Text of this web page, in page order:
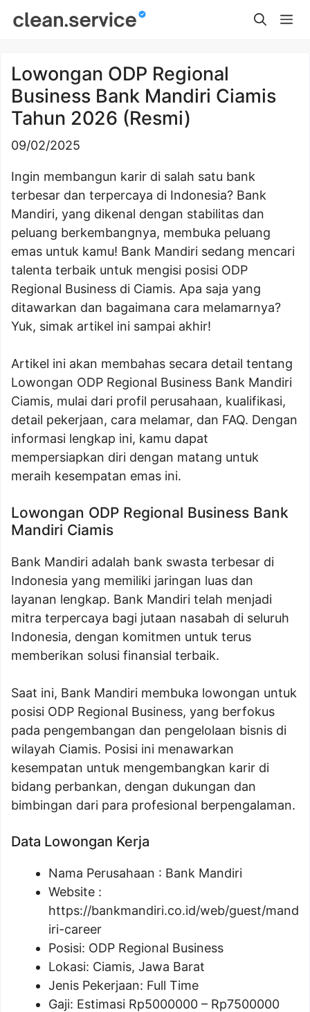
Lowongan ODP Regional
Business Bank Mandiri Ciamis
Tahun 2026 (Resmi)
09/02/2025
Ingin membangun karir di salah satu bank
terbesar dan terpercaya di Indonesia? Bank
Mandiri, yang dikenal dengan stabilitas dan
peluang berkembangnya, membuka peluang
emas untuk kamu! Bank Mandiri sedang mencari
talenta terbaik untuk mengisi posisi ODP
Regional Business di Ciamis. Apa saja yang
ditawarkan dan bagaimana cara melamarnya?
Yuk, simak artikel ini sampai akhir!
Artikel ini akan membahas secara detail tentang
Lowongan ODP Regional Business Bank Mandiri
Ciamis, mulai dari profil perusahaan, kualifikasi,
detail pekerjaan, cara melamar, dan FAQ. Dengan
informasi lengkap ini, kamu dapat
mempersiapkan diri dengan matang untuk
meraih kesempatan emas ini.
Lowongan ODP Regional Business Bank
Mandiri Ciamis
Bank Mandiri adalah bank swasta terbesar di
Indonesia yang memiliki jaringan luas dan
layanan lengkap. Bank Mandiri telah menjadi
mitra terpercaya bagi jutaan nasabah di seluruh
Indonesia, dengan komitmen untuk terus
memberikan solusi finansial terbaik.
Saat ini, Bank Mandiri membuka lowongan untuk
posisi ODP Regional Business, yang berfokus
pada pengembangan dan pengelolaan bisnis di
wilayah Ciamis. Posisi ini menawarkan
kesempatan untuk mengembangkan karir di
bidang perbankan, dengan dukungan dan
bimbingan dari para profesional berpengalaman.
Data Lowongan Kerja
Nama Perusahaan : Bank Mandiri
Website :
https://bankmandiri.co.id/web/guest/mand
iri-career
Posisi: ODP Regional Business
Lokasi: Ciamis, Jawa Barat
Jenis Pekerjaan: Full Time
Gaji: Estimasi Rp5000000 – Rp7500000